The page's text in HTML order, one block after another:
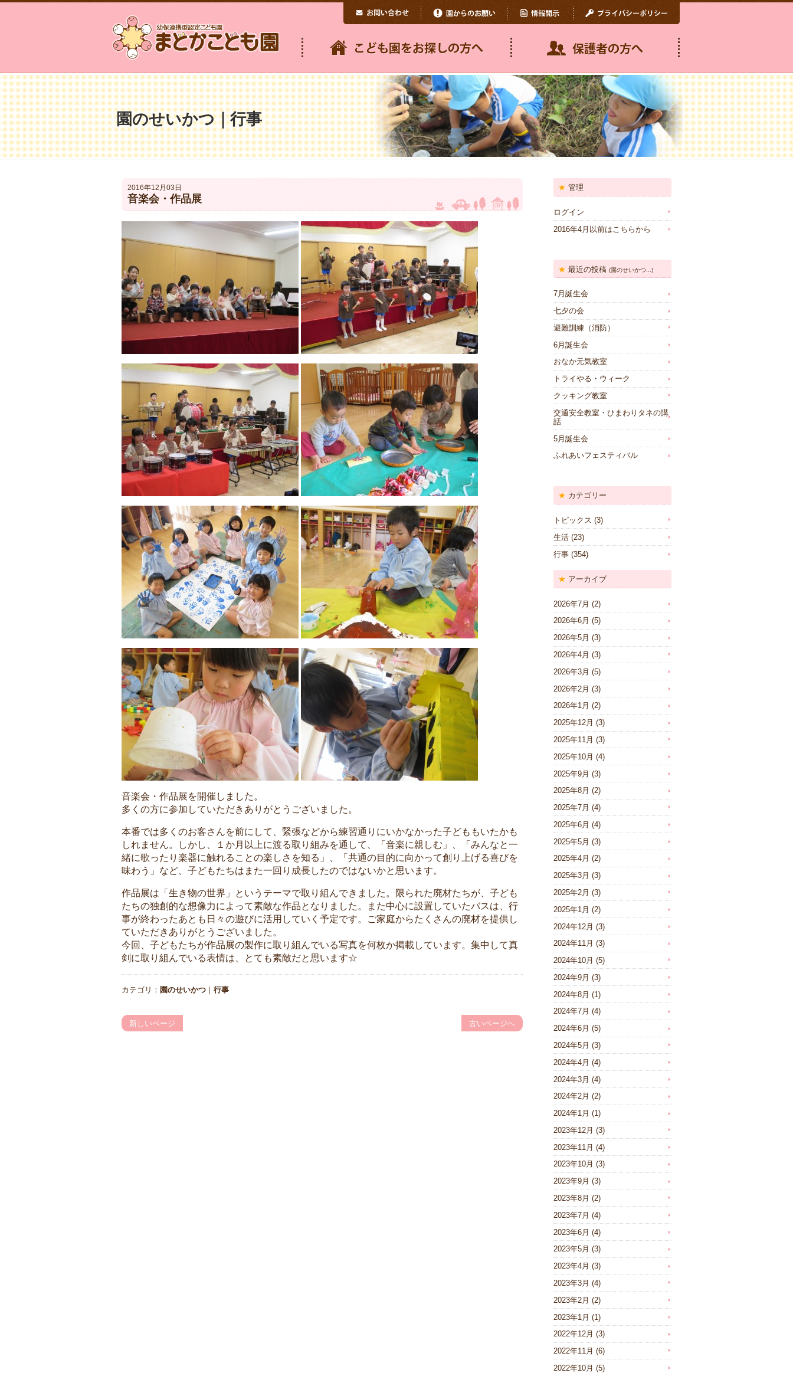
園のせいかつ｜行事
2016年12月03日
音楽会・作品展
音楽会・作品展を開催しました。
多くの方に参加していただきありがとうございました。
本番では多くのお客さんを前にして、緊張などから練習通りにいかなかった子どももいたかも
しれません。しかし、１か月以上に渡る取り組みを通して、「音楽に親しむ」、「みんなと一
緒に歌ったり楽器に触れることの楽しさを知る」、「共通の目的に向かって創り上げる喜びを
味わう」など、子どもたちはまた一回り成長したのではないかと思います。
作品展は「生き物の世界」というテーマで取り組んできました。限られた廃材たちが、子ども
たちの独創的な想像力によって素敵な作品となりました。また中心に設置していたバスは、行
事が終わったあとも日々の遊びに活用していく予定です。ご家庭からたくさんの廃材を提供し
ていただきありがとうございました。
今回、子どもたちが作品展の製作に取り組んでいる写真を何枚か掲載しています。集中して真
剣に取り組んでいる表情は、とても素敵だと思います☆
カテゴリ： 園のせいかつ ｜ 行事
新しいページ 古いページへ
管理
ログイン
2016年4月以前はこちらから
最近の投稿(園のせいかつ...)
7月誕生会
七夕の会
避難訓練（消防）
6月誕生会
おなか元気教室
トライやる・ウィーク
クッキング教室
交通安全教室・ひまわりタネの講
話
5月誕生会
ふれあいフェスティバル
カテゴリー
トピックス (3)
生活 (23)
行事 (354)
アーカイブ
2026年7月 (2)
2026年6月 (5)
2026年5月 (3)
2026年4月 (3)
2026年3月 (5)
2026年2月 (3)
2026年1月 (2)
2025年12月 (3)
2025年11月 (3)
2025年10月 (4)
2025年9月 (3)
2025年8月 (2)
2025年7月 (4)
2025年6月 (4)
2025年5月 (3)
2025年4月 (2)
2025年3月 (3)
2025年2月 (3)
2025年1月 (2)
2024年12月 (3)
2024年11月 (3)
2024年10月 (5)
2024年9月 (3)
2024年8月 (1)
2024年7月 (4)
2024年6月 (5)
2024年5月 (3)
2024年4月 (4)
2024年3月 (4)
2024年2月 (2)
2024年1月 (1)
2023年12月 (3)
2023年11月 (4)
2023年10月 (3)
2023年9月 (3)
2023年8月 (2)
2023年7月 (4)
2023年6月 (4)
2023年5月 (3)
2023年4月 (3)
2023年3月 (4)
2023年2月 (2)
2023年1月 (1)
2022年12月 (3)
2022年11月 (6)
2022年10月 (5)